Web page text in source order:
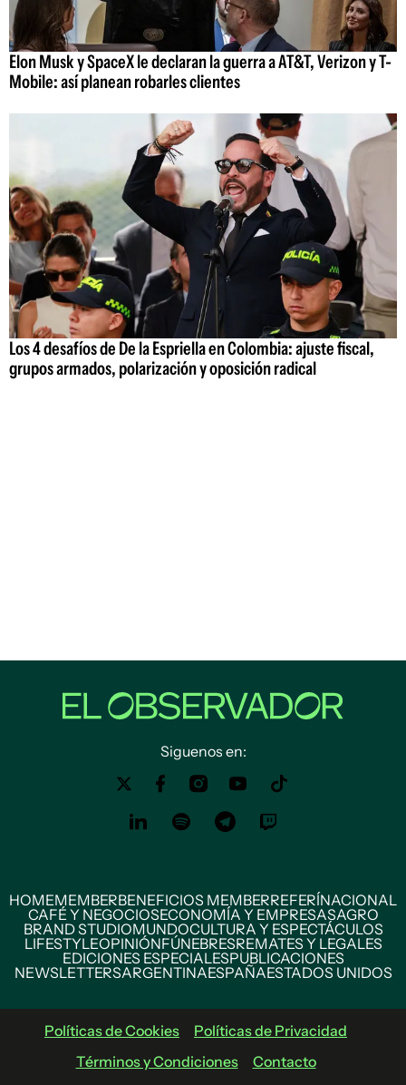
Elon Musk y SpaceX le declaran la guerra a AT&T, Verizon y T-
Mobile: así planean robarles clientes
Los 4 desafíos de De la Espriella en Colombia: ajuste fiscal,
grupos armados, polarización y oposición radical
Siguenos en:
HOMEMEMBERBENEFICIOS MEMBERREFERÍNACIONAL
CAFÉ Y NEGOCIOSECONOMÍA Y EMPRESASAGRO
BRAND STUDIOMUNDOCULTURA Y ESPECTÁCULOS
LIFESTYLEOPINIÓNFÚNEBRESREMATES Y LEGALES
EDICIONES ESPECIALESPUBLICACIONES
NEWSLETTERSARGENTINAESPAÑAESTADOS UNIDOS
Políticas de Cookies
Políticas de Privacidad
Términos y Condiciones
Contacto